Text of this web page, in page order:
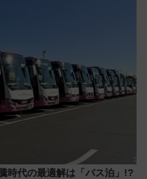
時代の最適解は「バス泊」!?